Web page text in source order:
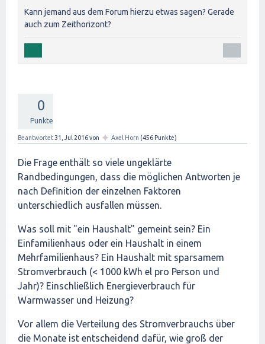
Kann jemand aus dem Forum hierzu etwas sagen? Gerade
auch zum Zeithorizont?
0
Punkte
Beantwortet 31, Jul 2016von ✦ Axel Horn (456 Punkte)
Die Frage enthält so viele ungeklärte
Randbedingungen, dass die möglichen Antworten je
nach Definition der einzelnen Faktoren
unterschiedlich ausfallen müssen.
Was soll mit "ein Haushalt" gemeint sein? Ein
Einfamilienhaus oder ein Haushalt in einem
Mehrfamilienhaus? Ein Haushalt mit sparsamem
Stromverbrauch (< 1000 kWh el pro Person und
Jahr)? Einschließlich Energieverbrauch für
Warmwasser und Heizung?
Vor allem die Verteilung des Stromverbrauchs über
die Monate ist entscheidend dafür, wie groß der